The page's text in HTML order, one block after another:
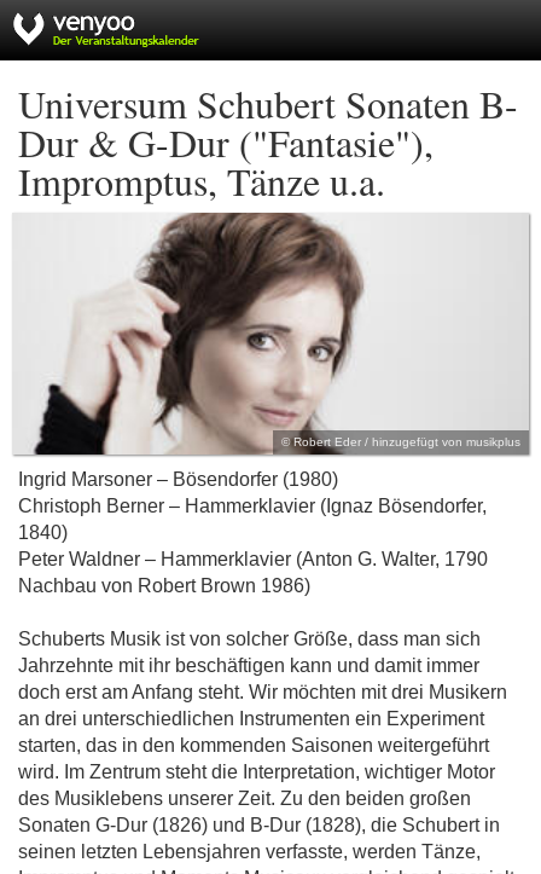
Universum Schubert Sonaten B-
Dur & G-Dur ("Fantasie"),
Impromptus, Tänze u.a.
© Robert Eder / hinzugefügt von musikplus
Ingrid Marsoner – Bösendorfer (1980)
Christoph Berner – Hammerklavier (Ignaz Bösendorfer,
1840)
Peter Waldner – Hammerklavier (Anton G. Walter, 1790
Nachbau von Robert Brown 1986)
Schuberts Musik ist von solcher Größe, dass man sich
Jahrzehnte mit ihr beschäftigen kann und damit immer
doch erst am Anfang steht. Wir möchten mit drei Musikern
an drei unterschiedlichen Instrumenten ein Experiment
starten, das in den kommenden Saisonen weitergeführt
wird. Im Zentrum steht die Interpretation, wichtiger Motor
des Musiklebens unserer Zeit. Zu den beiden großen
Sonaten G-Dur (1826) und B-Dur (1828), die Schubert in
seinen letzten Lebensjahren verfasste, werden Tänze,